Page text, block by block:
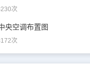
次
央空调布置图
次